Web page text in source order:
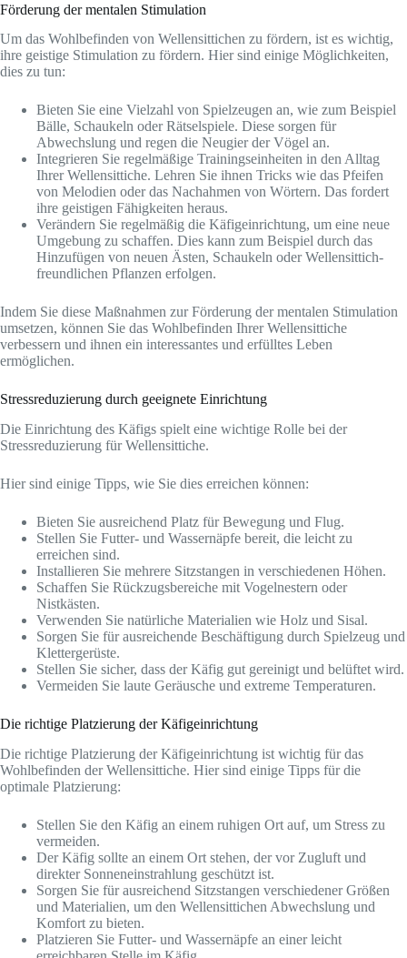
Förderung der mentalen Stimulation
Um das Wohlbefinden von Wellensittichen zu fördern, ist es wichtig,
ihre geistige Stimulation zu fördern. Hier sind einige Möglichkeiten,
dies zu tun:
Bieten Sie eine Vielzahl von Spielzeugen an, wie zum Beispiel
Bälle, Schaukeln oder Rätselspiele. Diese sorgen für
Abwechslung und regen die Neugier der Vögel an.
Integrieren Sie regelmäßige Trainingseinheiten in den Alltag
Ihrer Wellensittiche. Lehren Sie ihnen Tricks wie das Pfeifen
von Melodien oder das Nachahmen von Wörtern. Das fordert
ihre geistigen Fähigkeiten heraus.
Verändern Sie regelmäßig die Käfigeinrichtung, um eine neue
Umgebung zu schaffen. Dies kann zum Beispiel durch das
Hinzufügen von neuen Ästen, Schaukeln oder Wellensittich-
freundlichen Pflanzen erfolgen.
Indem Sie diese Maßnahmen zur Förderung der mentalen Stimulation
umsetzen, können Sie das Wohlbefinden Ihrer Wellensittiche
verbessern und ihnen ein interessantes und erfülltes Leben
ermöglichen.
Stressreduzierung durch geeignete Einrichtung
Die Einrichtung des Käfigs spielt eine wichtige Rolle bei der
Stressreduzierung für Wellensittiche.
Hier sind einige Tipps, wie Sie dies erreichen können:
Bieten Sie ausreichend Platz für Bewegung und Flug.
Stellen Sie Futter- und Wassernäpfe bereit, die leicht zu
erreichen sind.
Installieren Sie mehrere Sitzstangen in verschiedenen Höhen.
Schaffen Sie Rückzugsbereiche mit Vogelnestern oder
Nistkästen.
Verwenden Sie natürliche Materialien wie Holz und Sisal.
Sorgen Sie für ausreichende Beschäftigung durch Spielzeug und
Klettergerüste.
Stellen Sie sicher, dass der Käfig gut gereinigt und belüftet wird.
Vermeiden Sie laute Geräusche und extreme Temperaturen.
Die richtige Platzierung der Käfigeinrichtung
Die richtige Platzierung der Käfigeinrichtung ist wichtig für das
Wohlbefinden der Wellensittiche. Hier sind einige Tipps für die
optimale Platzierung:
Stellen Sie den Käfig an einem ruhigen Ort auf, um Stress zu
vermeiden.
Der Käfig sollte an einem Ort stehen, der vor Zugluft und
direkter Sonneneinstrahlung geschützt ist.
Sorgen Sie für ausreichend Sitzstangen verschiedener Größen
und Materialien, um den Wellensittichen Abwechslung und
Komfort zu bieten.
Platzieren Sie Futter- und Wassernäpfe an einer leicht